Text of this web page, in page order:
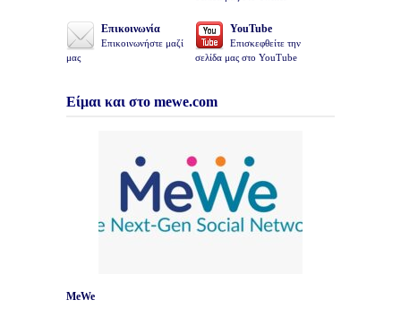
Επικοινωνία
Επικοινωνήστε μαζί
μας
YouTube
Επισκεφθείτε την
σελίδα μας στο YouTube
Είμαι και στο mewe.com
MeWe